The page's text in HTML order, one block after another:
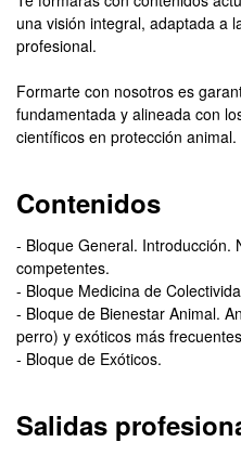
una visión integral, adaptada a
profesional.
Formarte con nosotros es
fundamentada y alineada con
científicos en protección animal.
Contenidos
- Bloque General. Introducción.
competentes.
- Bloque Medicina de
- Bloque de Bienestar Animal.
perro) y exóticos más
- Bloque de Exóticos.
Salidas